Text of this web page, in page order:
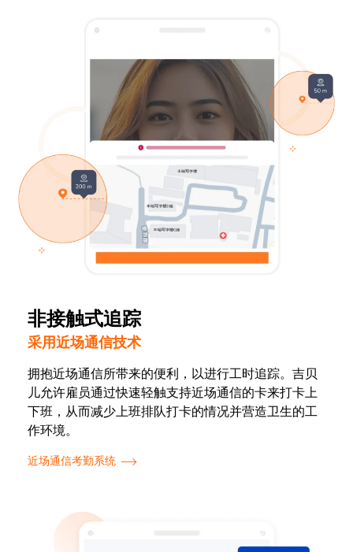
非接触式追踪
采用近场通信技术
拥抱近场通信所带来的便利，以进行工时追踪。吉贝
儿允许雇员通过快速轻触支持近场通信的卡来打卡上
下班，从而减少上班排队打卡的情况并营造卫生的工
作环境。
近场通信考勤系统